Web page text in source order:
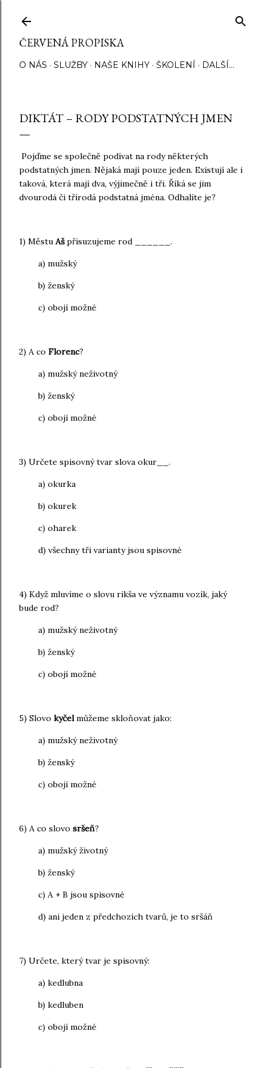
ČERVENÁ PROPISKA
O NÁS SLUŽBY NAŠE KNIHY ŠKOLENÍ DALŠÍ…
DIKTÁT – RODY PODSTATNÝCH JMEN
Pojďme se společně podívat na rody některých
podstatných jmen. Nějaká mají pouze jeden. Existují ale i
taková, která mají dva, výjimečně i tři. Říká se jim
dvourodá či třírodá podstatná jména. Odhalíte je?
1) Městu Ašpřisuzujeme rod ______.
a) mužský
b) ženský
c) obojí možné
2) A co Florenc?
a) mužský neživotný
b) ženský
c) obojí možné
3) Určete spisovný tvar slova okur__.
a) okurka
b) okurek
c) oharek
d) všechny tři varianty jsou spisovné
4) Když mluvíme o slovu rikša ve významu vozík, jaký
bude rod?
a) mužský neživotný
b) ženský
c) obojí možné
5) Slovo kyčelmůžeme skloňovat jako:
a) mužský neživotný
b) ženský
c) obojí možné
6) A co slovo sršeň?
a) mužský životný
b) ženský
c) A + B jsou spisovné
d) ani jeden z předchozích tvarů, je to sršáň
7) Určete, který tvar je spisovný:
a) kedlubna
b) kedluben
c) obojí možné